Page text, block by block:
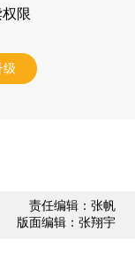
限
级
责任编辑：张帆
版面编辑：张翔宇